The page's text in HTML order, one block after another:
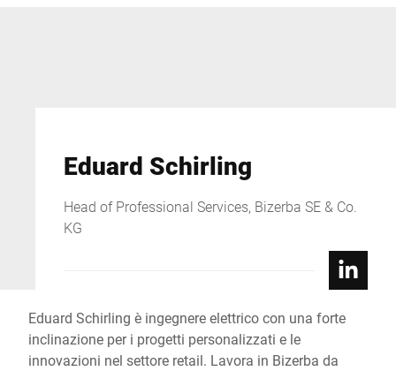
Eduard Schirling
Head of Professional Services, Bizerba SE & Co.
KG
Eduard Schirling è ingegnere elettrico con una forte
inclinazione per i progetti personalizzati e le
innovazioni nel settore retail. Lavora in Bizerba da